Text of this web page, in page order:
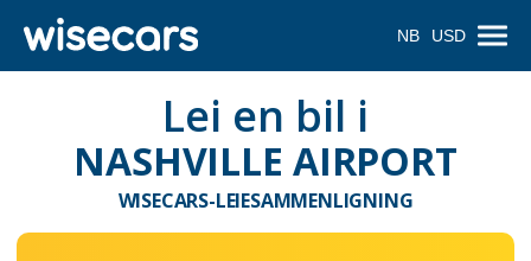
NB USD
Lei en bil i
NASHVILLE AIRPORT
WISECARS-LEIESAMMENLIGNING